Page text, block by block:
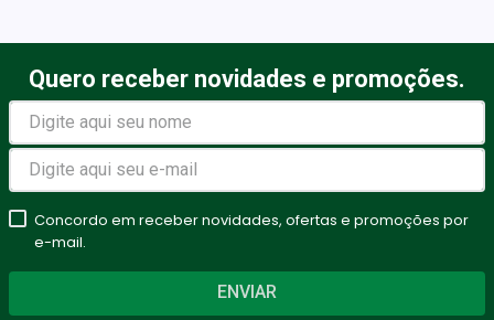
Quero receber novidades e promoções.
Concordo em receber novidades, ofertas e promoções por
e-mail.
ENVIAR